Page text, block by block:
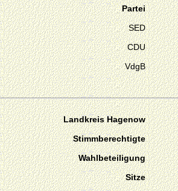
Partei
SED
CDU
VdgB
Landkreis Hagenow
Stimmberechtigte
Wahlbeteiligung
Sitze